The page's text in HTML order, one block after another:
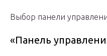
Выбор панели
«Панель